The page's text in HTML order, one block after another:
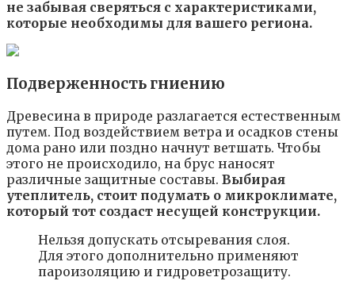
не забывая сверяться с характеристиками,
которые необходимы для вашего региона.
Подверженность гниению
Древесина в природе разлагается естественным
путем. Под воздействием ветра и осадков стены
дома рано или поздно начнут ветшать. Чтобы
этого не происходило, на брус наносят
различные защитные составы. Выбирая
утеплитель, стоит подумать о микроклимате,
который тот создаст несущей конструкции.
Нельзя допускать отсыревания слоя.
Для этого дополнительно применяют
пароизоляцию и гидроветрозащиту.